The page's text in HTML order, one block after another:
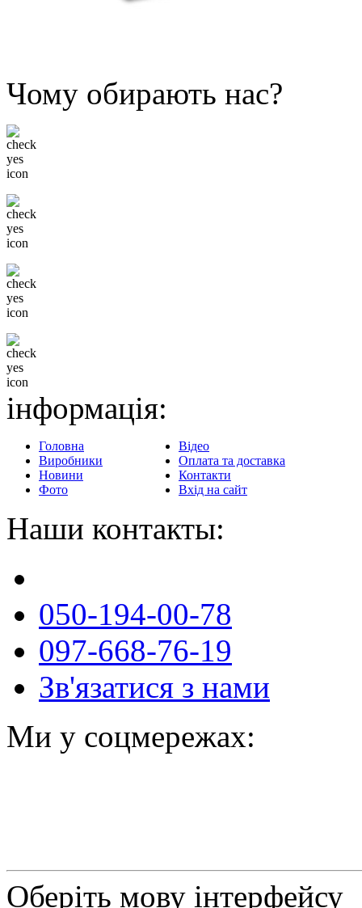
Чому обирають нас?
інформація:
Головна
Виробники
Новини
Фото
Відео
Оплата та доставка
Контакти
Вхід на сайт
Наши контакты:
050-194-00-78
097-668-76-19
Зв'язатися з нами
Ми у соцмережах:
Оберіть мову інтерфейсу